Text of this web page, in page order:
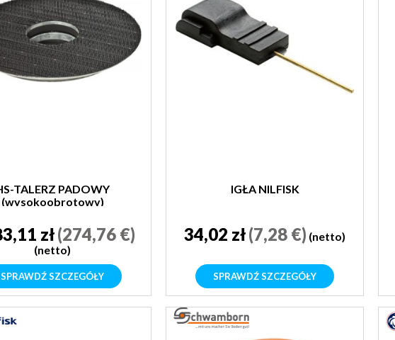
TALERZ PADOWY
(wysokoobrotowy)
zł(274,76 €)
(netto)
SPRAWDŹ SZCZEGÓŁY
IGŁA NILFISK
34,02 zł(7,28 €) (netto)
SPRAWDŹ SZCZEGÓŁY